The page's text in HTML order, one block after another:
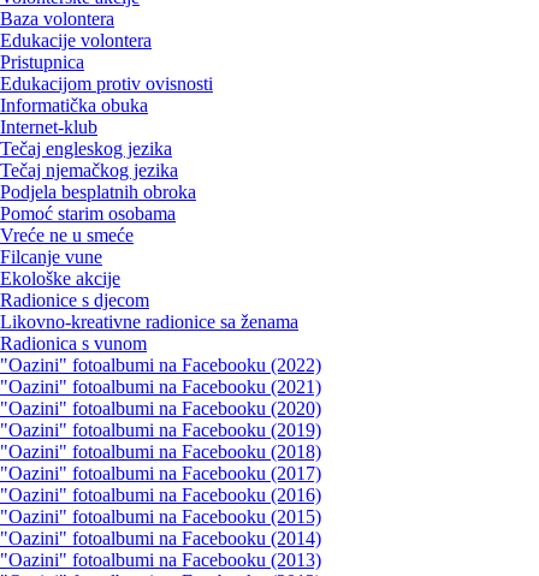
Baza volontera
Edukacije volontera
Pristupnica
Edukacijom protiv ovisnosti
Informatička obuka
Internet-klub
Tečaj engleskog jezika
Tečaj njemačkog jezika
Podjela besplatnih obroka
Pomoć starim osobama
Vreće ne u smeće
Filcanje vune
Ekološke akcije
Radionice s djecom
Likovno-kreativne radionice sa ženama
Radionica s vunom
"Oazini" fotoalbumi na Facebooku (2022)
"Oazini" fotoalbumi na Facebooku (2021)
"Oazini" fotoalbumi na Facebooku (2020)
"Oazini" fotoalbumi na Facebooku (2019)
"Oazini" fotoalbumi na Facebooku (2018)
"Oazini" fotoalbumi na Facebooku (2017)
"Oazini" fotoalbumi na Facebooku (2016)
"Oazini" fotoalbumi na Facebooku (2015)
"Oazini" fotoalbumi na Facebooku (2014)
"Oazini" fotoalbumi na Facebooku (2013)